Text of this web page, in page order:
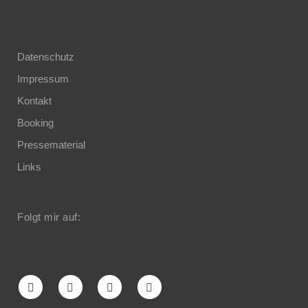
Datenschutz
Impressum
Kontakt
Booking
Pressematerial
Links
Folgt mir auf: